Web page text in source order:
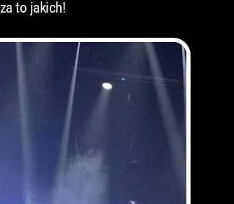
to jakich!